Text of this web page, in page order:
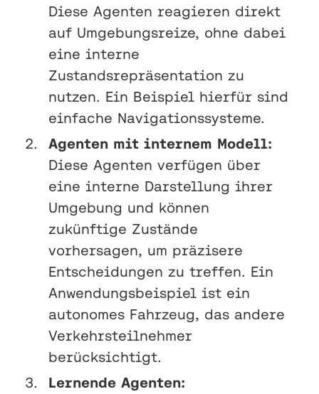
Diese Agenten reagieren direkt
auf Umgebungsreize, ohne dabei
eine interne
Zustandsrepräsentation zu
nutzen. Ein Beispiel hierfür sind
einfache Navigationssysteme.
Agenten mit internem Modell:
Diese Agenten verfügen über
eine interne Darstellung ihrer
Umgebung und können
zukünftige Zustände
vorhersagen, um präzisere
Entscheidungen zu treffen. Ein
Anwendungsbeispiel ist ein
autonomes Fahrzeug, das andere
Verkehrsteilnehmer
berücksichtigt.
Lernende Agenten: